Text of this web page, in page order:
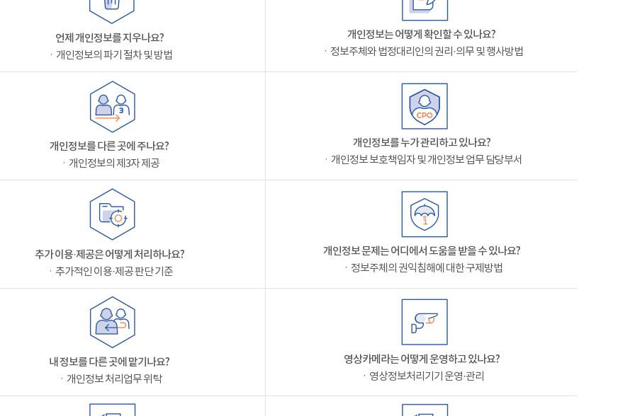
언제 개인정보를 지우나요?
ㆍ개인정보의 파기 절차 및 방법
개인정보는 어떻게 확인할 수 있나요?
ㆍ정보주체와 법정대리인의 권리·의무 및 행사방법
개인정보를 다른 곳에 주나요?
ㆍ개인정보의 제3자 제공
개인정보를 누가 관리하고 있나요?
ㆍ개인정보 보호책임자 및 개인정보 업무 담당부서
추가 이용·제공은 어떻게 처리하나요?
ㆍ추가적인 이용·제공 판단 기준
개인정보 문제는 어디에서 도움을 받을 수 있나요?
ㆍ정보주체의 권익침해에 대한 구제방법
내 정보를 다른 곳에 맡기나요?
ㆍ개인정보 처리업무 위탁
영상카메라는 어떻게 운영하고 있나요?
ㆍ영상정보처리기기 운영·관리